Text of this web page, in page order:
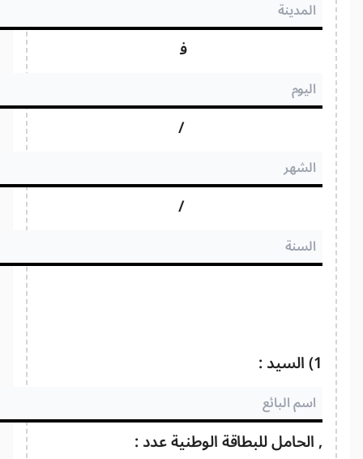
للبطاقة الوطنية عدد :